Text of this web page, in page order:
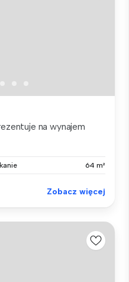
na wynajem
64 m²
Zobacz więcej